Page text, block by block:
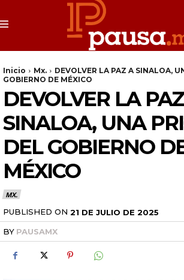
Inicio Mx.
DEVOLVER LA PAZ A SINALOA,
GOBIERNO DE MÉXICO
DEVOLVER LA
SINALOA, UNA
DEL GOBIERNO
MÉXICO
MX.
PUBLISHED ON 21 DE JULIO DE 2025
BY PAUSAMX